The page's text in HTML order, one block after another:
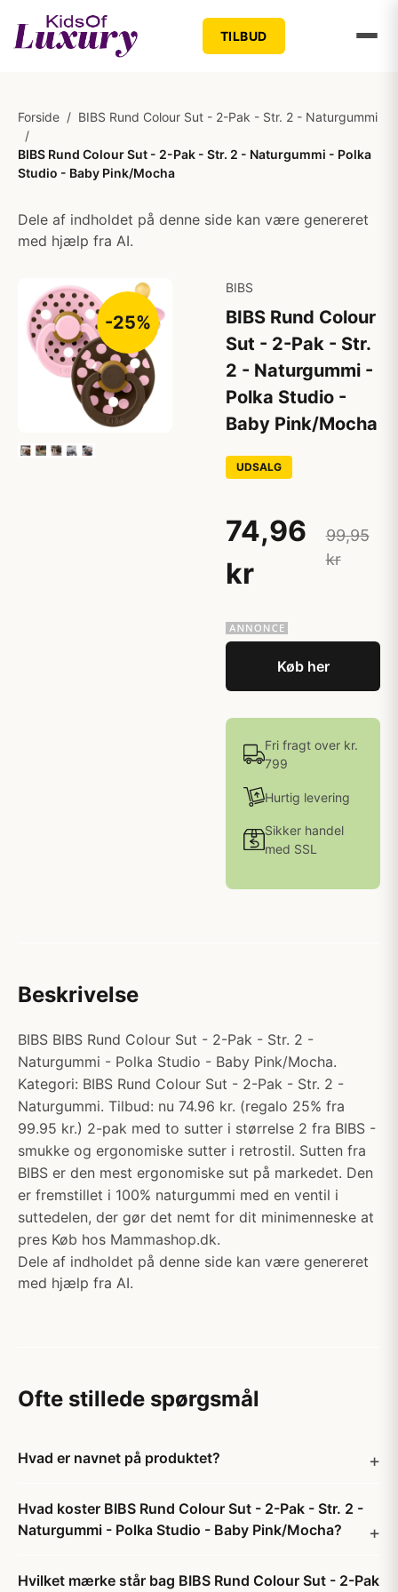
TILBUD
Forside / BIBS Rund Colour Sut - 2-Pak - Str. 2 - Naturgummi
/
BIBS Rund Colour Sut - 2-Pak - Str. 2 - Naturgummi - Polka
Studio - Baby Pink/Mocha
Dele af indholdet på denne side kan være genereret
med hjælp fra AI.
-25%
BIBS
BIBS Rund Colour
Sut - 2-Pak - Str.
2 - Naturgummi -
Polka Studio -
Baby Pink/Mocha
UDSALG
74,96
kr
99,95
kr
Køb her
Fri fragt over kr.
799
Hurtig levering
Sikker handel
med SSL
Beskrivelse
BIBS BIBS Rund Colour Sut - 2-Pak - Str. 2 -
Naturgummi - Polka Studio - Baby Pink/Mocha.
Kategori: BIBS Rund Colour Sut - 2-Pak - Str. 2 -
Naturgummi. Tilbud: nu 74.96 kr. (regalo 25% fra
99.95 kr.) 2-pak med to sutter i størrelse 2 fra BIBS -
smukke og ergonomiske sutter i retrostil. Sutten fra
BIBS er den mest ergonomiske sut på markedet. Den
er fremstillet i 100% naturgummi med en ventil i
suttedelen, der gør det nemt for dit minimenneske at
pres Køb hos Mammashop.dk.
Dele af indholdet på denne side kan være genereret
med hjælp fra AI.
Ofte stillede spørgsmål
Hvad er navnet på produktet?
Hvad koster BIBS Rund Colour Sut - 2-Pak - Str. 2 -
Naturgummi - Polka Studio - Baby Pink/Mocha?
Hvilket mærke står bag BIBS Rund Colour Sut - 2-Pak